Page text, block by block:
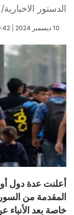
الدستور
​10 ديسمبر 2024 | 10:42 صباحًا
أعلنت عدة دول
المقدمة من
خاصة بعد الأنباء